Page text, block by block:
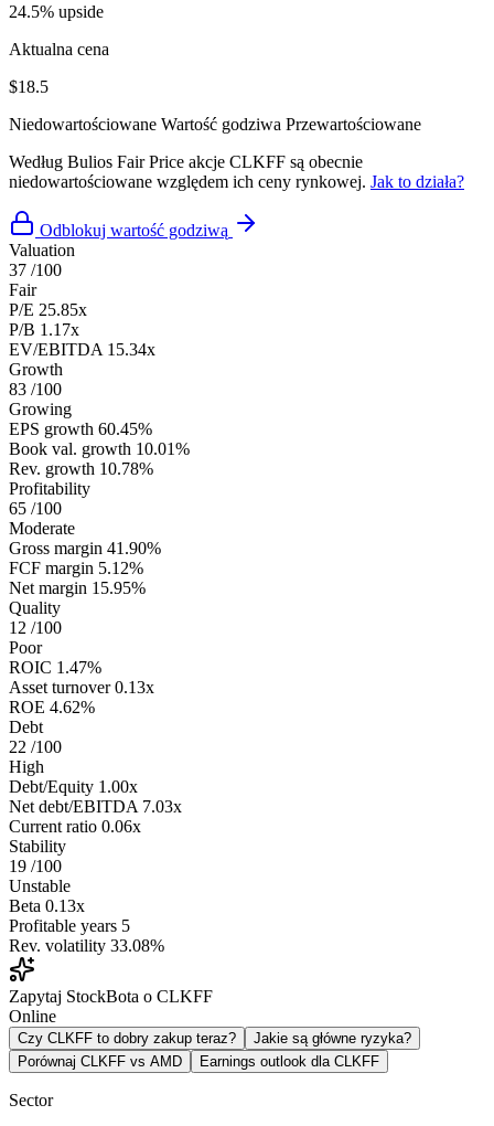
24.5% upside
Aktualna cena
$18.5
Niedowartościowane Wartość godziwa Przewartościowane
Według Bulios Fair Price akcje CLKFF są obecnie
niedowartościowane względem ich ceny rynkowej. Jak to działa?
Odblokuj wartość godziwą
Valuation
37 /100
Fair
P/E 25.85x
P/B 1.17x
EV/EBITDA 15.34x
Growth
83 /100
Growing
EPS growth 60.45%
Book val. growth 10.01%
Rev. growth 10.78%
Profitability
65 /100
Moderate
Gross margin 41.90%
FCF margin 5.12%
Net margin 15.95%
Quality
12 /100
Poor
ROIC 1.47%
Asset turnover 0.13x
ROE 4.62%
Debt
22 /100
High
Debt/Equity 1.00x
Net debt/EBITDA 7.03x
Current ratio 0.06x
Stability
19 /100
Unstable
Beta 0.13x
Profitable years 5
Rev. volatility 33.08%
Zapytaj StockBota o CLKFF
Online
Czy CLKFF to dobry zakup teraz?
Jakie są główne ryzyka?
Porównaj CLKFF vs AMD
Earnings outlook dla CLKFF
Sector